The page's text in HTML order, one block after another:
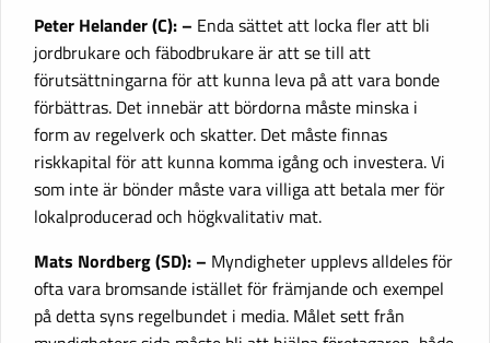
Peter Helander (C): – Enda sättet att locka fler att bli
jordbrukare och fäbodbrukare är att se till att
förutsättningarna för att kunna leva på att vara bonde
förbättras. Det innebär att bördorna måste minska i
form av regelverk och skatter. Det måste finnas
riskkapital för att kunna komma igång och investera. Vi
som inte är bönder måste vara villiga att betala mer för
lokalproducerad och högkvalitativ mat.
Mats Nordberg (SD): – Myndigheter upplevs alldeles för
ofta vara bromsande istället för främjande och exempel
på detta syns regelbundet i media. Målet sett från